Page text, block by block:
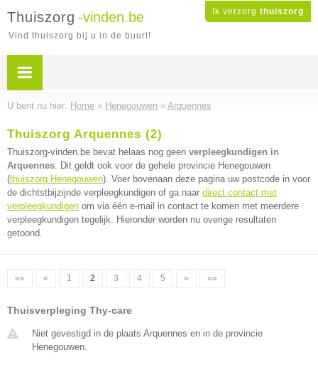
Ik verzorg thuiszorg
Thuiszorg -vinden.be
Vind thuiszorg bij u in de buurt!
U bent nu hier: Home » Henegouwen » Arquennes
Thuiszorg Arquennes (2)
Thuiszorg-vinden.be bevat helaas nog geen verpleegkundigen in
Arquennes. Dit geldt ook voor de gehele provincie Henegouwen
(thuiszorg Henegouwen). Voer bovenaan deze pagina uw postcode in voor
de dichtstbijzijnde verpleegkundigen of ga naar direct contact met
verpleegkundigen om via één e-mail in contact te komen met meerdere
verpleegkundigen tegelijk. Hieronder worden nu overige resultaten
getoond.
«« « 1 2 3 4 5 » »»
Thuisverpleging Thy-care
Niet gevestigd in de plaats Arquennes en in de provincie
Henegouwen.